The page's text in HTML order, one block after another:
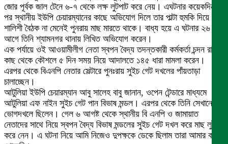
জোর পূর্বক জাল টেনে ৬-৭ থেকে লক্ষ লুটপাট করে নেয়। এঘটনার কয়েকদিন
পর স্থানীয় ইউপি চেয়ারম্যানের কাছে অভিযোগ দিলে তার পাল্টা হুমকি দিয়ে
শালিশী বৈঠক না মেনেই পুনরায় মাছ মারতে থাকে। বাধ্য হয়ে এ ঘটনার ২৬ দিন
আগে তিনি শ্যামনগর থানায় লিখিত অভিযোগ করেন।
এক পর্যায়ে ওই আওয়ামীলীগ নেতা স্বপন বৈদ্য তদন্তকারী কর্মকর্তা চন্দন রায়ের
কাছ থেকে কৌশলে ৫ দিন সময় নিয়ে আদালতে ১৪৫ ধারা মামলা করেন।
এরপর থেকে বিএনপি নেতার সেল্টারে পুনঃরায় সুইচ গেট দখলের পাঁয়তাড়া
চালাচ্ছেন।
আটুলিয়া ইউপি চেয়ারম্যান আবু সালেহ বাবু জানান, ওপেন টেন্ডারে মাধ্যমে
আটুলিয়া এফ নাইন সুইচ গেট পান বিভাষ মন্ডল। এরপর থেকে তিনি সেখানে
ভোগদখলে ছিলেন। গেল ৬ আগষ্ট থেকে স্থানীয় বি এনপি ও জামায়াত
নেতাদের সাথে নিয়ে স্বপন বৈদ্য বিভাষ মন্ডলের সুইচ গেট দখল করে মাছ লুট
করে নেন। এ ঘটনা নিয়ে আমি নিজেও দুপক্ষকে ডেকে ছিলাম তারা আমার কথা